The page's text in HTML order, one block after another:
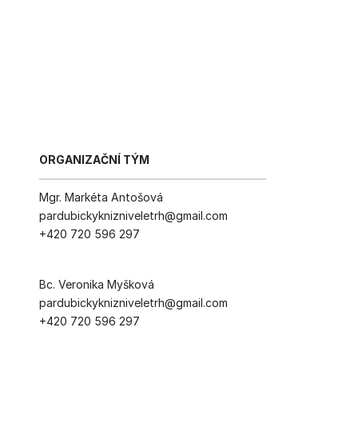
ORGANIZAČNÍ TÝM
Mgr. Markéta Antošová
pardubickyknizniveletrh@gmail.com
+420 720 596 297
Bc. Veronika Myšková
pardubickyknizniveletrh@gmail.com
+420 720 596 297